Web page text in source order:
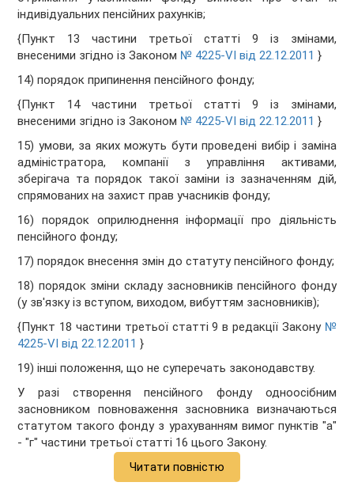
індивідуальних пенсійних рахунків;
{Пункт 13 частини третьої статті 9 із змінами,
внесеними згідно із Законом № 4225-VI від 22.12.2011 }
14) порядок припинення пенсійного фонду;
{Пункт 14 частини третьої статті 9 із змінами,
внесеними згідно із Законом № 4225-VI від 22.12.2011 }
15) умови, за яких можуть бути проведені вибір і заміна
адміністратора, компанії з управління активами,
зберігача та порядок такої заміни із зазначенням дій,
спрямованих на захист прав учасників фонду;
16) порядок оприлюднення інформації про діяльність
пенсійного фонду;
17) порядок внесення змін до статуту пенсійного фонду;
18) порядок зміни складу засновників пенсійного фонду
(у зв'язку із вступом, виходом, вибуттям засновників);
{Пункт 18 частини третьої статті 9 в редакції Закону №
4225-VI від 22.12.2011 }
19) інші положення, що не суперечать законодавству.
У разі створення пенсійного фонду одноосібним
засновником повноваження засновника визначаються
статутом такого фонду з урахуванням вимог пунктів "а"
- "г" частини третьої статті 16 цього Закону.
Читати повністю